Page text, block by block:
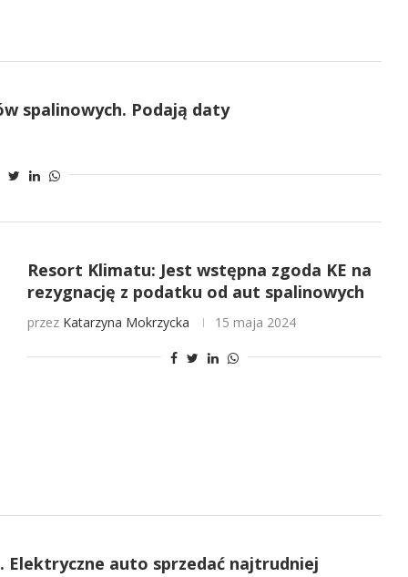
spalinowych. Podają daty
Resort Klimatu: Jest wstępna zgoda KE na
rezygnację z podatku od aut spalinowych
przez Katarzyna Mokrzycka 15 maja 2024
Elektryczne auto sprzedać najtrudniej